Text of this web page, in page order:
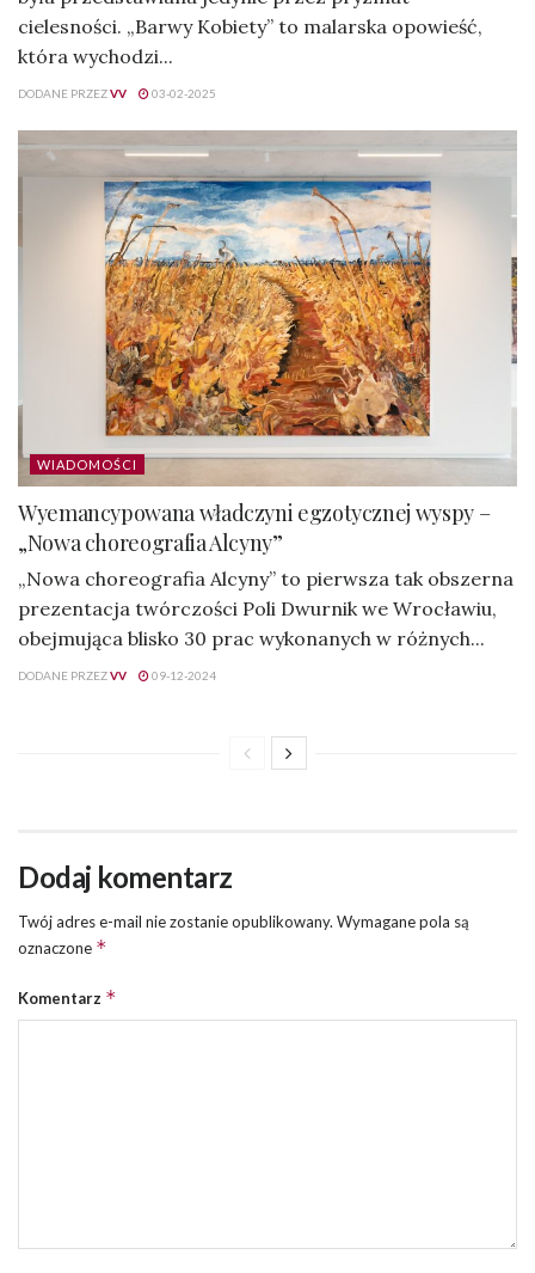
cielesności. „Barwy Kobiety” to malarska opowieść,
która wychodzi...
DODANE PRZEZVV 03-02-2025
WIADOMOŚCI
Wyemancypowana władczyni egzotycznej wyspy –
„Nowa choreografia Alcyny”
„Nowa choreografia Alcyny” to pierwsza tak obszerna
prezentacja twórczości Poli Dwurnik we Wrocławiu,
obejmująca blisko 30 prac wykonanych w różnych...
DODANE PRZEZVV 09-12-2024
Dodaj komentarz
Twój adres e-mail nie zostanie opublikowany. Wymagane pola są
oznaczone *
Komentarz *